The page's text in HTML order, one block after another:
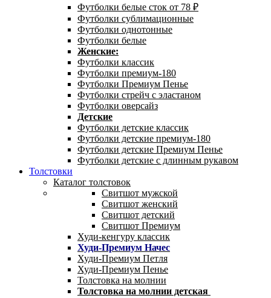
Футболки белые сток от 78 ₽
Футболки сублимационные
Футболки однотонные
Футболки белые
Женские:
Футболки классик
Футболки премиум-180
Футболки Премиум Пенье
Футболки стрейч с эластаном
Футболки оверсайз
Детские
Футболки детские классик
Футболки детские премиум-180
Футболки детские Премиум Пенье
Футболки детские с длинным рукавом
Толстовки
Каталог толстовок
Свитшот мужской
Свитшот женский
Свитшот детский
Свитшот Премиум
Худи-кенгуру классик
Худи-Премиум Начес
Худи-Премиум Петля
Худи-Премиум Пенье
Толстовка на молнии
Толстовка на молнии детская